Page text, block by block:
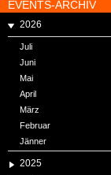
EVENTS-ARCHIV
2026
Juli
Juni
Mai
April
März
Februar
Jänner
2025